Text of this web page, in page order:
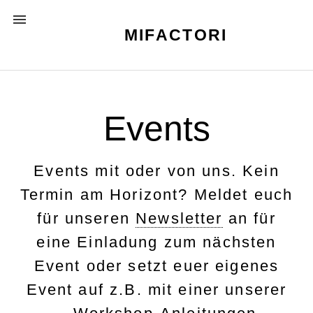
MENU
MIFACTORI
Events
Events mit oder von uns. Kein
Termin am Horizont? Meldet euch
für unseren Newsletter an für
eine Einladung zum nächsten
Event oder setzt euer eigenes
Event auf z.B. mit einer unserer